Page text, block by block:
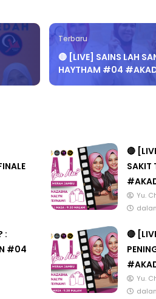
Terbaru
🔴 [LIVE] SAINS LAH
HAYTHAM #04
🔴
SAKIT
Yu.
:
#04
🔴
Yu.
3 : PROGRAM
DAN
PER...
LIVE
🔴